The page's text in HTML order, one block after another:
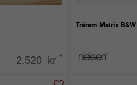
2.520 kr *
Träram Matrix